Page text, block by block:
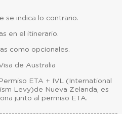
indica lo contrario.
en el itinerario.
como opcionales.
de Australia
ETA + IVL (International
Levy)de Nueva Zelanda, es
junto al permiso ETA.